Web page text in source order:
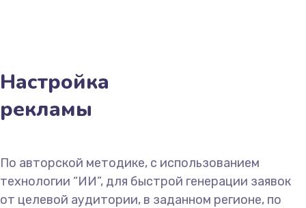
Настройка
рекламы
По авторской методике, с использованием
технологии “ИИ”, для быстрой генерации заявок
от целевой аудитории, в заданном регионе, по